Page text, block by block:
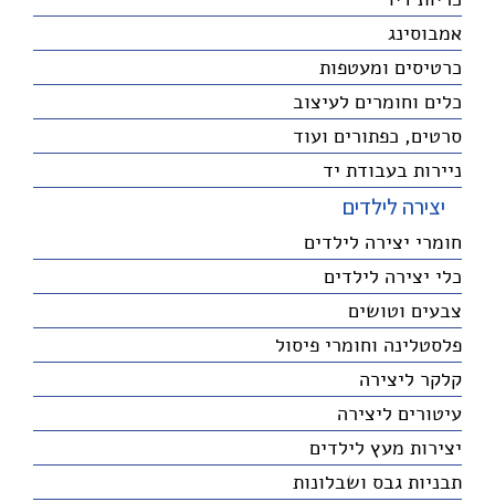
אמבוסינג
כרטיסים ומעטפות
כלים וחומרים לעיצוב
סרטים, כפתורים ועוד
ניירות בעבודת יד
יצירה לילדים
חומרי יצירה לילדים
כלי יצירה לילדים
צבעים וטושים
פלסטלינה וחומרי פיסול
קלקר ליצירה
עיטורים ליצירה
יצירות מעץ לילדים
תבניות גבס ושבלונות